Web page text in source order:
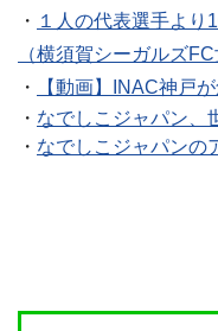
・ １人の代表選手より
（横須賀シーガルズFC
・
【動画】INAC神戸
・ なでしこジャパン、
・ なでしこジャパンの